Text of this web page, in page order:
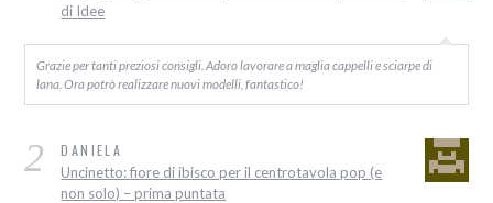
di Idee
Grazie per tanti preziosi consigli. Adoro lavorare a maglia cappelli e sciarpe di
lana. Ora potrò realizzare nuovi modelli, fantastico!
2 DANIELA
Uncinetto: fiore di ibisco per il centrotavola pop (e
non solo) – prima puntata